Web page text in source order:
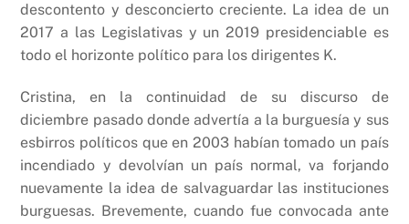
descontento y desconcierto creciente. La idea de un
2017 a las Legislativas y un 2019 presidenciable es
todo el horizonte político para los dirigentes K.
Cristina, en la continuidad de su discurso de
diciembre pasado donde advertía a la burguesía y sus
esbirros políticos que en 2003 habían tomado un país
incendiado y devolvían un país normal, va forjando
nuevamente la idea de salvaguardar las instituciones
burguesas. Brevemente, cuando fue convocada ante